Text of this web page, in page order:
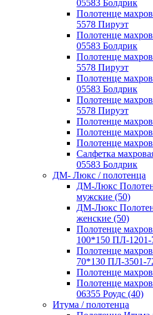
05583 Болдрик
Полотенце
5578 Пируэт
Полотенце
05583 Болдрик
Полотенце
5578 Пируэт
Полотенце
05583 Болдрик
Полотенце
5578 Пируэт
Полотенце
Полотенце
Полотенце
Салфетка
05583 Болдрик
ДМ- Люкс / полотенца
ДМ-Люкс
мужские (50)
ДМ-Люкс
женские (50)
Полотенце
100*150 ПЛ-
Полотенце
70*130 ПЛ-3501-
Полотенце
Полотенце
06355 Роудс (40)
Итума / полотенца